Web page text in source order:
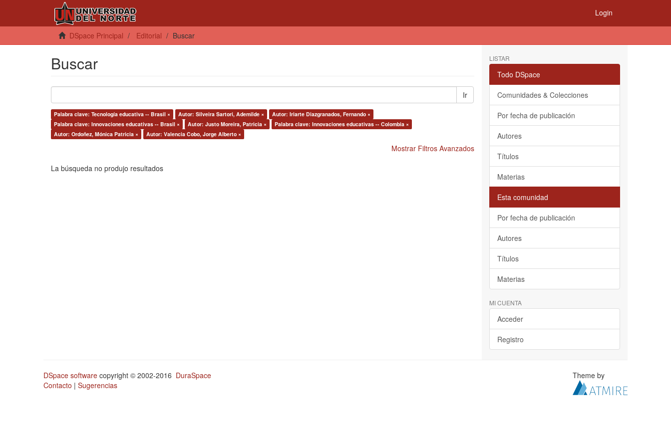
Login
DSpace Principal Editorial Buscar
Buscar
Ir
Palabra clave: Tecnología educativa -- Brasil × Autor: Silveira Sartori, Ademilde ×
Autor: Iriarte Diazgranados, Fernando ×
Palabra clave: Innovaciones educativas -- Brasil ×
Autor: Justo Moreira, Patricia ×
Palabra clave: Innovaciones educativas -- Colombia ×
Autor: Ordoñez, Mónica Patricia ×
Autor: Valencia Cobo, Jorge Alberto ×
Mostrar Filtros Avanzados
La búsqueda no produjo resultados
LISTAR
Todo DSpace
Comunidades & Colecciones
Por fecha de publicación
Autores
Títulos
Materias
Esta comunidad
Por fecha de publicación
Autores
Títulos
Materias
MI CUENTA
Acceder
Registro
DSpace software copyright © 2002-2016 DuraSpace
Contacto | Sugerencias
Theme by